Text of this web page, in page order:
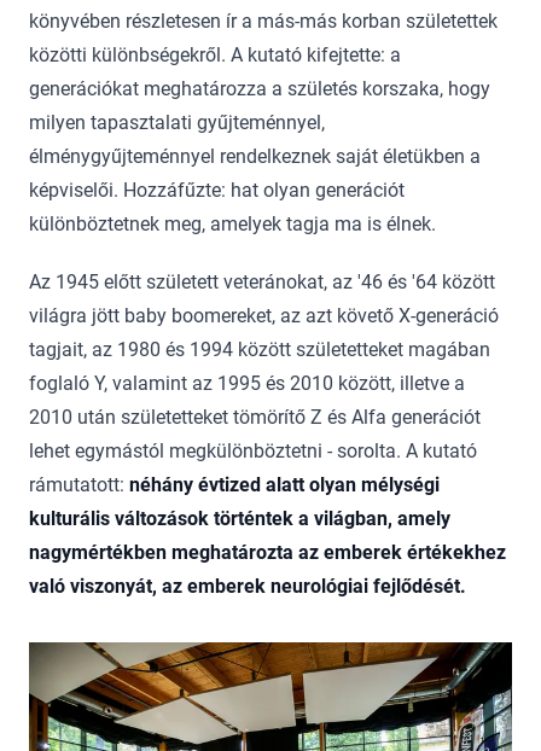
könyvében részletesen ír a más-más korban születettek
közötti különbségekről. A kutató kifejtette: a
generációkat meghatározza a születés korszaka, hogy
milyen tapasztalati gyűjteménnyel,
élménygyűjteménnyel rendelkeznek saját életükben a
képviselői. Hozzáfűzte: hat olyan generációt
különböztetnek meg, amelyek tagja ma is élnek.
Az 1945 előtt született veteránokat, az '46 és '64 között
világra jött baby boomereket, az azt követő X-generáció
tagjait, az 1980 és 1994 között születetteket magában
foglaló Y, valamint az 1995 és 2010 között, illetve a
2010 után születetteket tömörítő Z és Alfa generációt
lehet egymástól megkülönböztetni - sorolta. A kutató
rámutatott: néhány évtized alatt olyan mélységi
kulturális változások történtek a világban, amely
nagymértékben meghatározta az emberek értékekhez
való viszonyát, az emberek neurológiai fejlődését.